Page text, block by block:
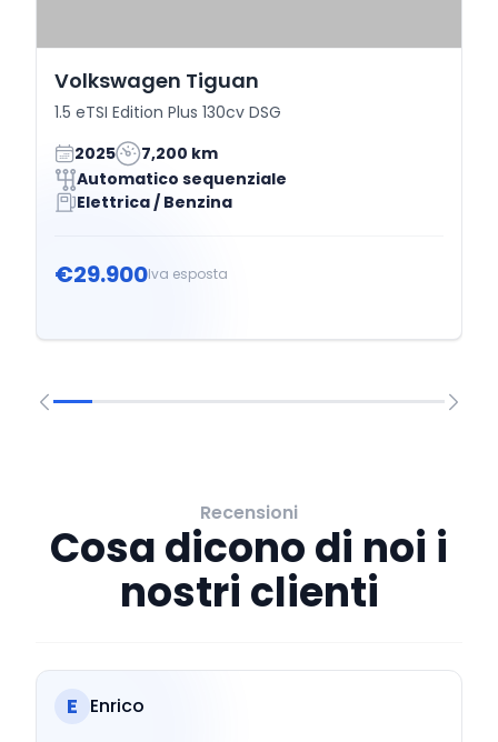
Volkswagen Tiguan
1.5 eTSI Edition Plus 130cv DSG
2025
7,200 km
Automatico sequenziale
Elettrica / Benzina
€29.900Iva esposta
Recensioni
Cosa dicono di noi i
nostri clienti
E Enrico